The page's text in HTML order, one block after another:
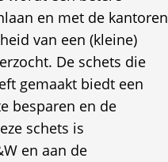
en met de kantoren
van een (kleine)
De schets die
gemaakt biedt een
besparen en de
schets is
en aan de